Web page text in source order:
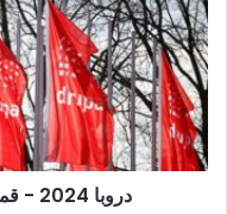
-
قمة
ابتكار
الطباعة
والاستدامة
دروبا 2024 - قمة ابتكار الطباعة والاستدامة